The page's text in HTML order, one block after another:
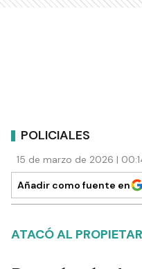
POLICIALES
15 de marzo de 2026 |
Añadir como fuente en
ATACÓ AL